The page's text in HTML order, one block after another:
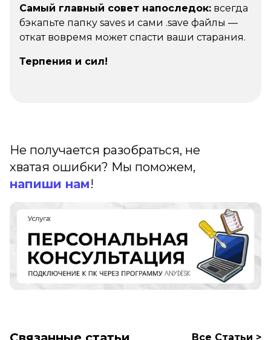
Самый главный совет напоследок: всегда
бэкапьте папку saves и сами .save файлы —
откат вовремя может спасти ваши старания.
Терпения и сил!
Не получается разобраться, не
хватая ошибки? Мы поможем,
напиши нам!
Все Cтатьи >